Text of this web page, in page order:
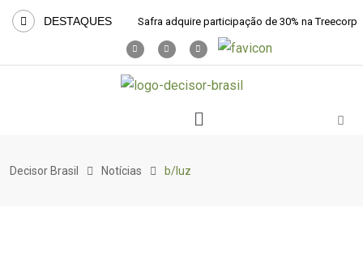
DESTAQUES Safra adquire participação de 30% na Treecorp
Decisor Brasil Notícias b/luz